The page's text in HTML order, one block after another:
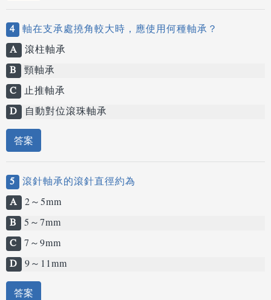
4 軸在支承處撓角較大時，應使用何種軸承？
A 滾柱軸承
B 頸軸承
C 止推軸承
D
自動對位滾珠軸承
答案
5 滾針軸承的滾針直徑約為
A 2～5mm
B 5～7mm
C 7～9mm
D 9～11mm
答案